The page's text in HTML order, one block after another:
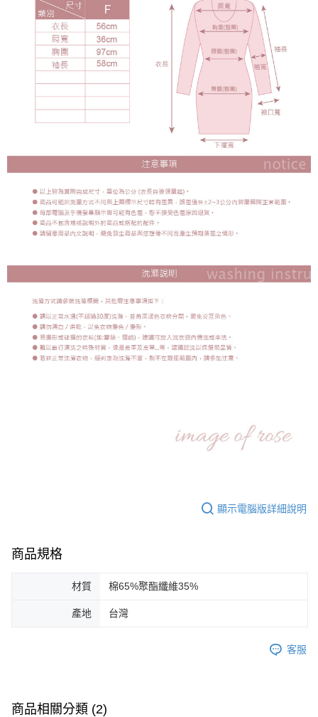
顯示電腦版詳細說明
商品規格
材質 棉65%聚酯纖維35%
產地 台灣
客服
商品相關分類 (2)